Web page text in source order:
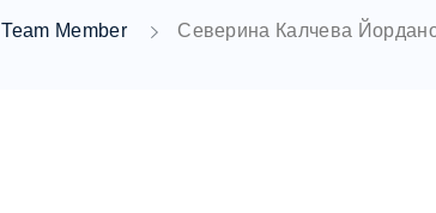
Team Member Северина Калчева